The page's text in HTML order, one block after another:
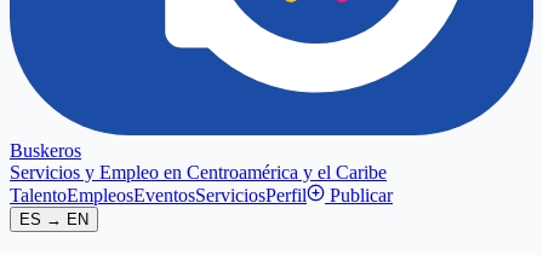
Buskeros
Servicios y Empleo en Centroamérica y el Caribe
TalentoEmpleosEventosServiciosPerfil Publicar
ES → EN